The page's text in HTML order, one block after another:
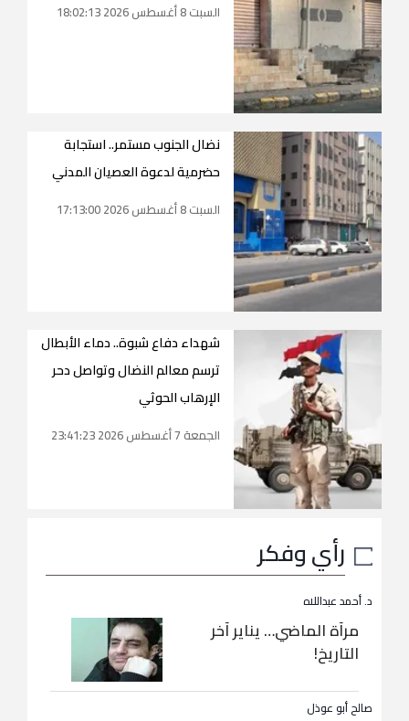
السبت 8 أغسطس 2026 18:02:13
نضال الجنوب مستمر.. استجابة
حضرمية لدعوة العصيان المدني
السبت 8 أغسطس 2026 17:13:00
شهداء دفاع شبوة.. دماء الأبطال
ترسم معالم النضال وتواصل دحر
الإرهاب الحوثي
الجمعة 7 أغسطس 2026 23:41:23
رأي وفكر
د. أحمد عبداللاه
مرآة الماضي… يناير آخر
التاريخ!
صالح أبو عوذل